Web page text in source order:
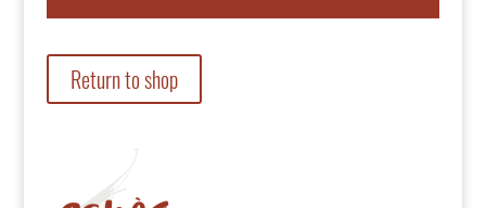
Return to shop